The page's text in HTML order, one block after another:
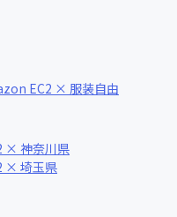
EC2 × 服装自由
× 神奈川県
× 埼玉県